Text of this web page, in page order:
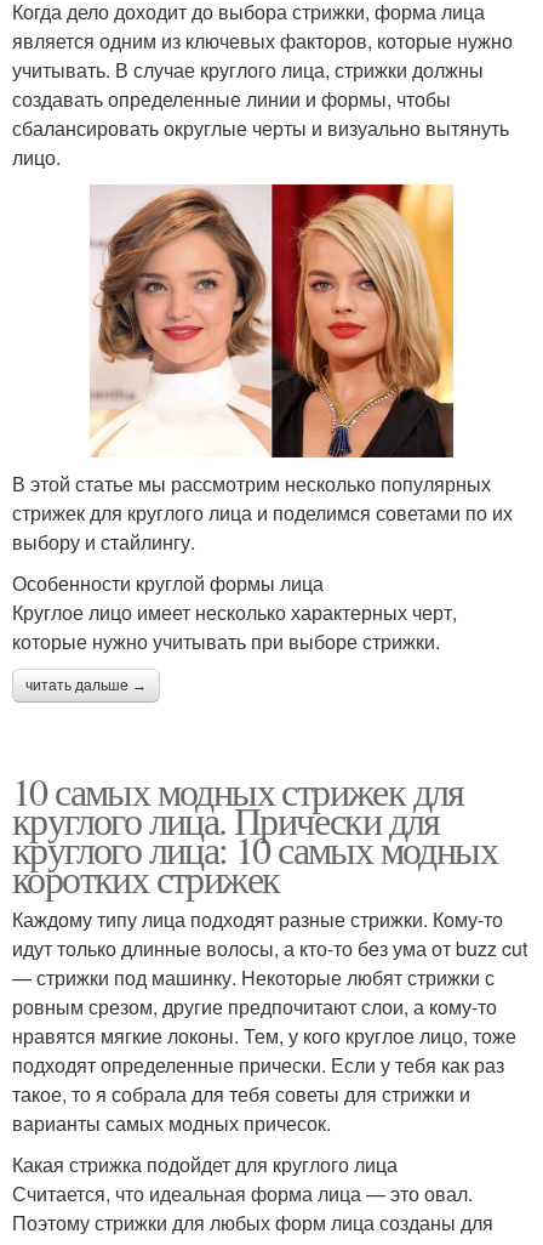
Когда дело доходит до выбора стрижки, форма лица
является одним из ключевых факторов, которые нужно
учитывать. В случае круглого лица, стрижки должны
создавать определенные линии и формы, чтобы
сбалансировать округлые черты и визуально вытянуть
лицо.
В этой статье мы рассмотрим несколько популярных
стрижек для круглого лица и поделимся советами по их
выбору и стайлингу.
Особенности круглой формы лица
Круглое лицо имеет несколько характерных черт,
которые нужно учитывать при выборе стрижки.
читать дальше →
10 самых модных стрижек для
круглого лица. Прически для
круглого лица: 10 самых модных
коротких стрижек
Каждому типу лица подходят разные стрижки. Кому-то
идут только длинные волосы, а кто-то без ума от buzz cut
— стрижки под машинку. Некоторые любят стрижки с
ровным срезом, другие предпочитают слои, а кому-то
нравятся мягкие локоны. Тем, у кого круглое лицо, тоже
подходят определенные прически. Если у тебя как раз
такое, то я собрала для тебя советы для стрижки и
варианты самых модных причесок.
Какая стрижка подойдет для круглого лица
Считается, что идеальная форма лица — это овал.
Поэтому стрижки для любых форм лица созданы для